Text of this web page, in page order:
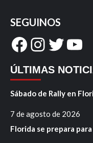
SEGUINOS
Facebook
ÚLTIMAS
Sábado de Rally en
7 de agosto de 2026
Florida se prepara